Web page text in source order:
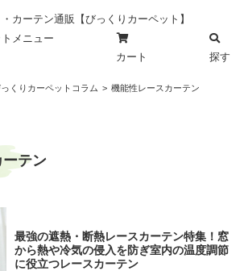
カート 探す
くりカーペットコラム 機能性レースカーテン
テン
最強の遮熱・断熱レースカーテン特集！窓
から熱や冷気の侵入を防ぎ室内の温度調節
に役立つレースカーテン